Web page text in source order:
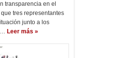
transparencia en el
tres representantes
junto a los
Leer más »